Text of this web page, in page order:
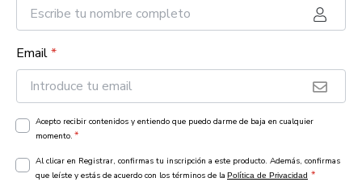
Email*
Acepto recibir contenidos y entiendo que puedo darme de baja en cualquier
momento. *
Al clicar en Registrar, confirmas tu inscripción a este producto. Además, confirmas
que leíste y estás de acuerdo con los términos de la Política de Privacidad *